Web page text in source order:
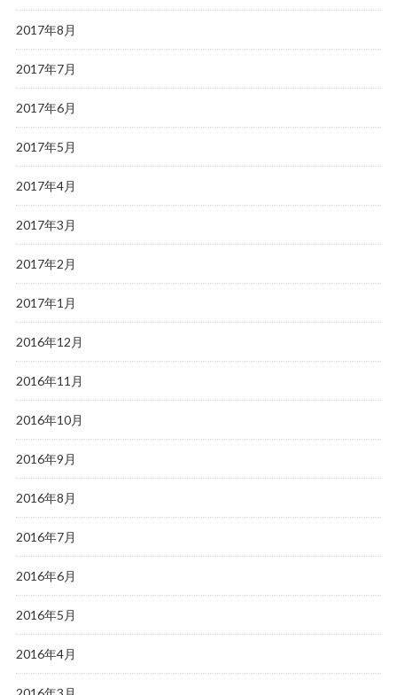
2017年8月
2017年7月
2017年6月
2017年5月
2017年4月
2017年3月
2017年2月
2017年1月
2016年12月
2016年11月
2016年10月
2016年9月
2016年8月
2016年7月
2016年6月
2016年5月
2016年4月